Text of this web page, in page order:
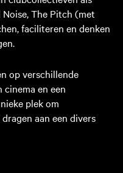
The Pitch (met
faciliteren en denken
op verschillende
en een
plek om
aan een divers